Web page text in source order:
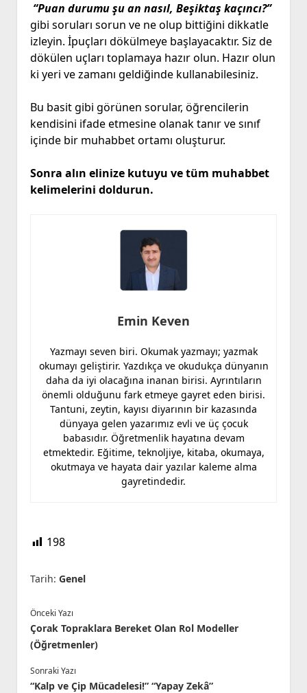
“Puan durumu şu an nasıl, Beşiktaş kaçıncı?”
gibi soruları sorun ve ne olup bittiğini dikkatle
izleyin. İpuçları dökülmeye başlayacaktır. Siz de
dökülen uçları toplamaya hazır olun. Hazır olun
ki yeri ve zamanı geldiğinde kullanabilesiniz.
Bu basit gibi görünen sorular, öğrencilerin
kendisini ifade etmesine olanak tanır ve sınıf
içinde bir muhabbet ortamı oluşturur.
Sonra alın elinize kutuyu ve tüm muhabbet
kelimelerini doldurun.
Emin Keven
Yazmayı seven biri. Okumak yazmayı; yazmak
okumayı geliştirir. Yazdıkça ve okudukça dünyanın
daha da iyi olacağına inanan birisi. Ayrıntıların
önemli olduğunu fark etmeye gayret eden birisi.
Tantuni, zeytin, kayısı diyarının bir kazasında
dünyaya gelen yazarımız evli ve üç çocuk
babasıdır. Öğretmenlik hayatına devam
etmektedir. Eğitime, teknoljiye, kitaba, okumaya,
okutmaya ve hayata dair yazılar kaleme alma
gayretindedir.
198
Tarih: Genel
Önceki Yazı
Çorak Topraklara Bereket Olan Rol Modeller
(Öğretmenler)
Sonraki Yazı
“Kalp ve Çip Mücadelesi!” “Yapay Zekâ”